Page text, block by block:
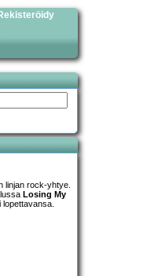
linjan rock-yhtye.
Losing My
lopettavansa.